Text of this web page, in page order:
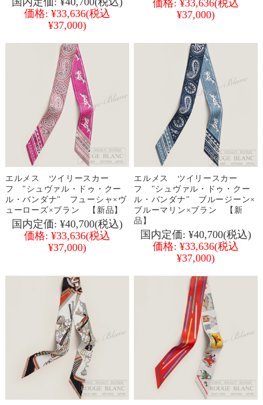
価格: ¥33,636(税込
¥37,000)
価格: ¥33,636(税込
¥37,000)
エルメス ツイリースカー
フ "シュヴァル・ドゥ・クー
ル・バンダナ" フューシャ×ヴ
ューローズ×ブラン 【新品】
国内定価: ¥40,700(税込)
価格: ¥33,636(税込
¥37,000)
エルメス ツイリースカー
フ "シュヴァル・ドゥ・クー
ル・バンダナ" ブルージーン×
ブルーマリン×ブラン 【新
品】
国内定価: ¥40,700(税込)
価格: ¥33,636(税込
¥37,000)